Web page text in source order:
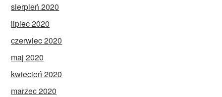
sierpień 2020
lipiec 2020
czerwiec 2020
maj 2020
kwiecień 2020
marzec 2020